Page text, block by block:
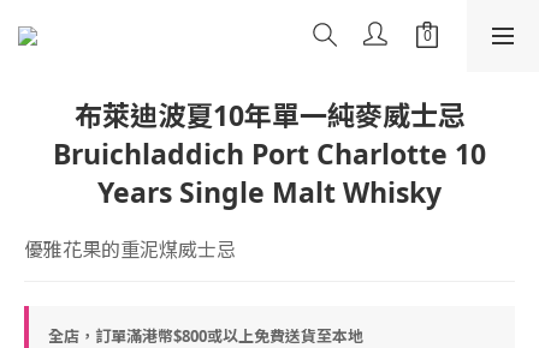
布萊迪波夏10年單一純麥威士忌
Bruichladdich Port Charlotte 10
Years Single Malt Whisky
優雅花果的重泥煤威士忌
全店，訂單滿港幣$800或以上免費送貨至本地